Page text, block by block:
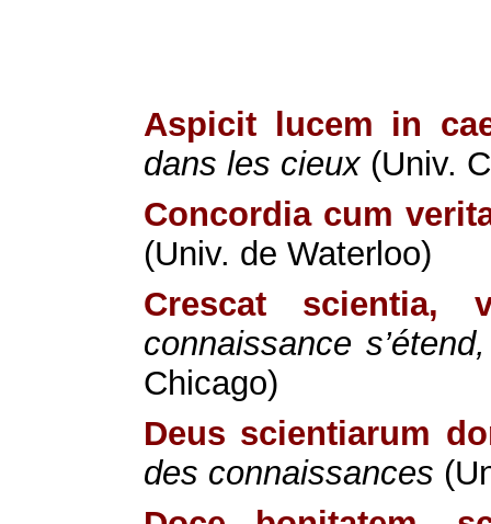
Aspicit lucem in
dans les cieux(Univ.
Concordia cum
(Univ. de Waterloo)
Crescat scientia,
connaissance
Chicago)
Deus scientiarum
des connaissances